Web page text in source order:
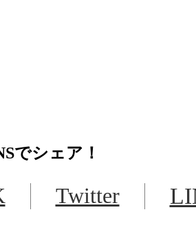
でシェア！
Twitter